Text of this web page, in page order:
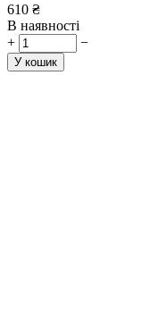
610 ₴
В наявності
+
−
У кошик